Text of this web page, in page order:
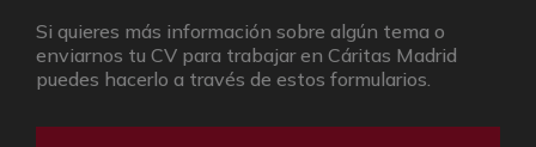
Si quieres más información sobre algún tema o
enviarnos tu CV para trabajar en Cáritas Madrid
puedes hacerlo a través de estos formularios.